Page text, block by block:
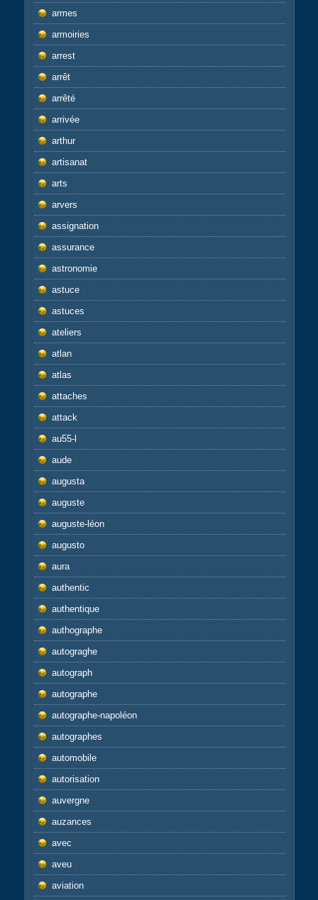
armes
armoiries
arrest
arrêt
arrêté
arrivée
arthur
artisanat
arts
arvers
assignation
assurance
astronomie
astuce
astuces
ateliers
atlan
atlas
attaches
attack
au55-l
aude
augusta
auguste
auguste-léon
augusto
aura
authentic
authentique
authographe
autograghe
autograph
autographe
autographe-napoléon
autographes
automobile
autorisation
auvergne
auzances
avec
aveu
aviation